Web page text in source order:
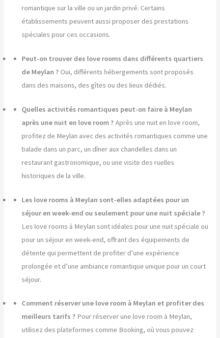
romantique sur la ville ou un jardin privé. Certains
établissements peuvent aussi proposer des prestations
spéciales pour ces occasions.
Peut-on trouver des love rooms dans différents quartiers
de Meylan ? Oui, différents hébergements sont proposés
dans des maisons, des gîtes ou des lieux dédiés.
Quelles activités romantiques peut-on faire à Meylan
après une nuit en love room ? Après une nuit en love room,
profitez de Meylan avec des activités romantiques comme une
balade dans un parc, un dîner aux chandelles dans un
restaurant gastronomique, ou une visite des ruelles
historiques de la ville.
Les love rooms à Meylan sont-elles adaptées pour un
séjour en week-end ou seulement pour une nuit spéciale ?
Les love rooms à Meylan sont idéales pour une nuit spéciale ou
pour un séjour en week-end, offrant des équipements de
détente qui permettent de profiter d’une expérience
prolongée et d’une ambiance romantique unique pour un court
séjour.
Comment réserver une love room à Meylan et profiter des
meilleurs tarifs ? Pour réserver une love room à Meylan,
utilisez des plateformes comme Booking, où vous pouvez